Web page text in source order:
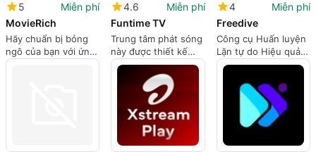
5
Miễn phí
MovieRich
Hãy chuẩn bị bỏng
ngô của bạn với ứng
dụng miễn phí này.
4.6
Miễn phí
Funtime TV
Trung tâm phát sóng
này được thiết kế
riêng cho người xem
nghiện xem phim ở
Bangladesh.
4
Miễn phí
Freedive
Công cụ Huấn luyện
Lặn tự do Hiệu quả
cho Android